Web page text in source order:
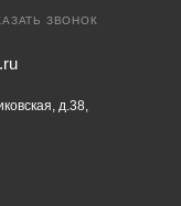
ЗВОНОК
д.38,